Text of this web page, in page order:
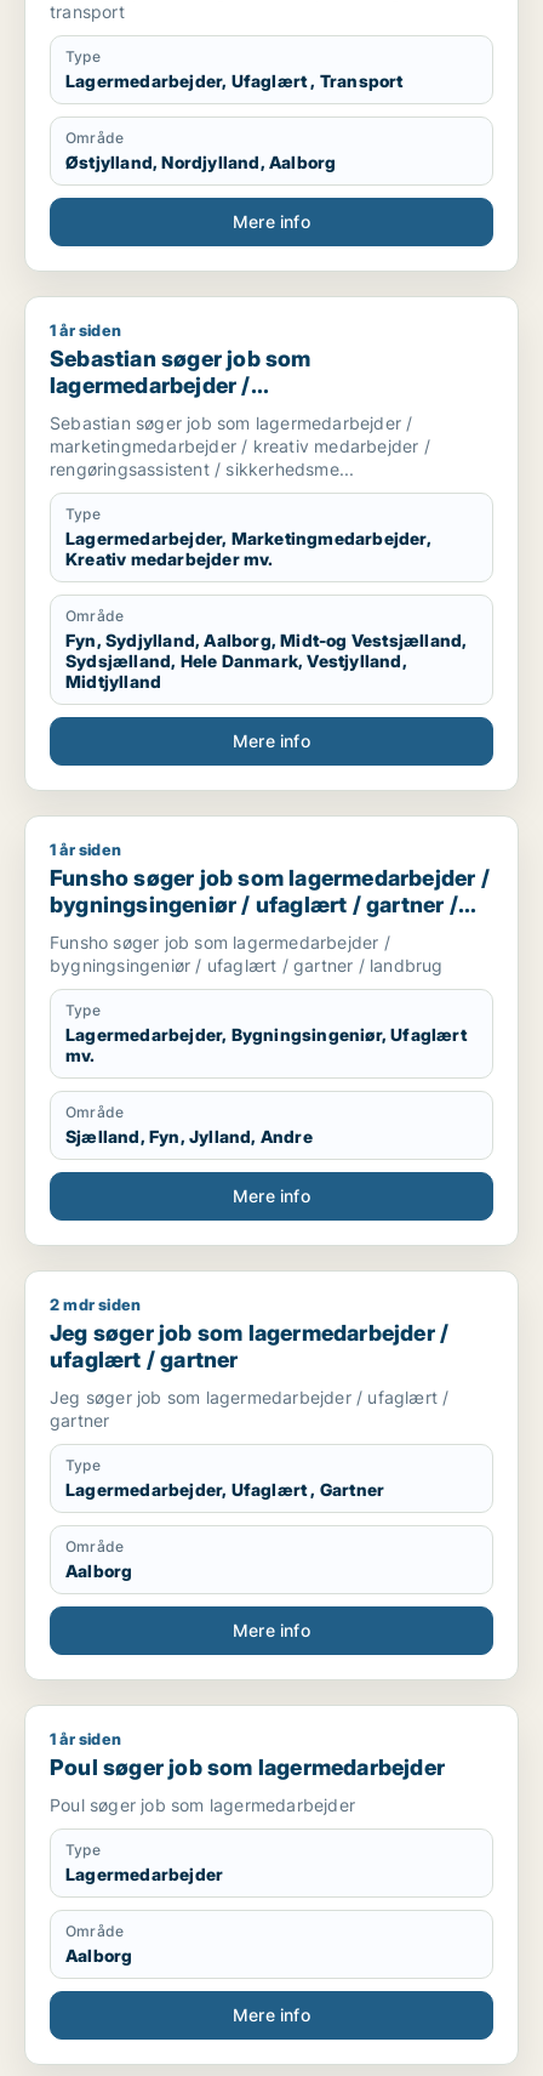
transport
Type
Lagermedarbejder, Ufaglært , Transport
Område
Østjylland, Nordjylland, Aalborg
Mere info
Sebastian søger job som lagermedarbejder /
1 år siden
Sebastian søger job som
lagermedarbejder /
marketingmedarbejder / kreativ
medarbejder / rengøringsassistent /
sikkerhedsmedarbejder
Sebastian søger job som lagermedarbejder /
marketingmedarbejder / kreativ medarbejder /
rengøringsassistent / sikkerhedsme...
Type
Lagermedarbejder, Marketingmedarbejder,
Kreativ medarbejder mv.
Område
Fyn, Sydjylland, Aalborg, Midt-og Vestsjælland,
Sydsjælland, Hele Danmark, Vestjylland,
Midtjylland
Mere info
Funsho søger job som lagermedarbejder /
1 år siden
Funsho søger job som lagermedarbejder /
bygningsingeniør / ufaglært / gartner /
landbrug
Funsho søger job som lagermedarbejder /
bygningsingeniør / ufaglært / gartner / landbrug
Type
Lagermedarbejder, Bygningsingeniør, Ufaglært
mv.
Område
Sjælland, Fyn, Jylland, Andre
Mere info
Jeg søger job som lagermedarbejder / ufaglært / gartner
2 mdr siden
Jeg søger job som lagermedarbejder /
ufaglært / gartner
Jeg søger job som lagermedarbejder / ufaglært /
gartner
Type
Lagermedarbejder, Ufaglært , Gartner
Område
Aalborg
Mere info
Poul søger job som lagermedarbejder
1 år siden
Poul søger job som lagermedarbejder
Poul søger job som lagermedarbejder
Type
Lagermedarbejder
Område
Aalborg
Mere info